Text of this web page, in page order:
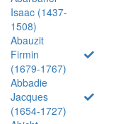
Isaac (1437-
1508)
Abauzit
Firmin
(1679-1767)
Abbadie
Jacques
(1654-1727)